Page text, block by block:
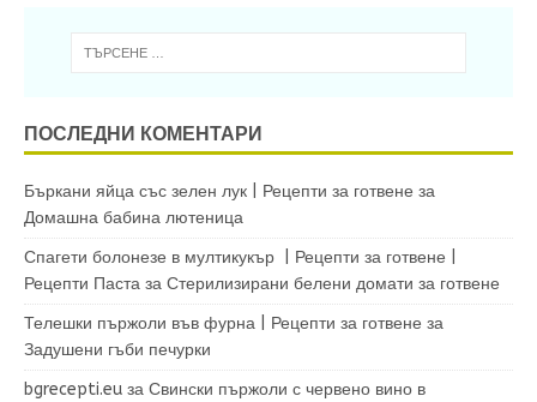
ПОСЛЕДНИ КОМЕНТАРИ
Бъркани яйца със зелен лук | Рецепти за готвене за
Домашна бабина лютеница
Спагети болонезе в мултикукър | Рецепти за готвене |
Рецепти Паста за Стерилизирани белени домати за готвене
Телешки пържоли във фурна | Рецепти за готвене за
Задушени гъби печурки
bgrecepti.eu за Свински пържоли с червено вино в